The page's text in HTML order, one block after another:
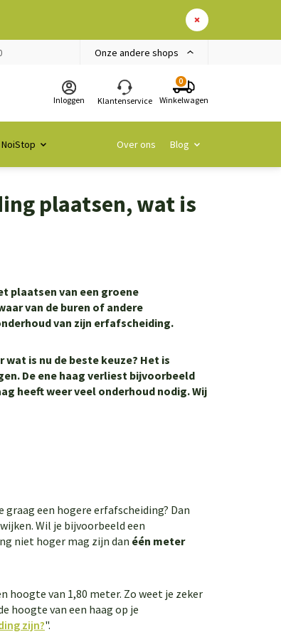
Onze andere shops
Inloggen Klantenservice
0
Winkelwagen
NoiStop Over ons Blog
plaatsen, wat is
plaatsen van een groene
van de buren of andere
van zijn erfafscheiding.
is nu de beste keuze? Het is
De ene haag verliest bijvoorbeeld
heeft weer veel onderhoud nodig. Wij
graag een hogere erfafscheiding? Dan
Wil je bijvoorbeeld een
niet hoger mag zijn dan één meter
hoogte van 1,80 meter. Zo weet je zeker
hoogte van een haag op je
zijn?".